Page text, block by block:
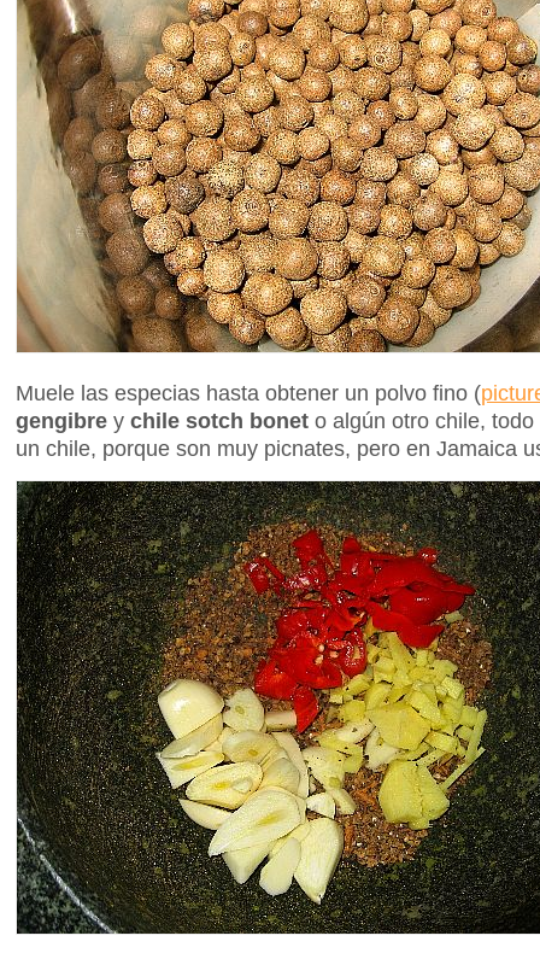
Muele las especias hasta obtener un polvo fino (
gengibre y chile sotch bonet o algún otro chile,
un chile, porque son muy picnates, pero en Jamaica